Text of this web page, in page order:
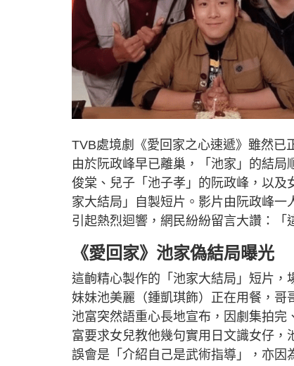
TVB處境劇《愛回家之心速遞》雖然已
由於阮政峰早已離巢，「池家」的結
俊棠、兒子「池子孝」的阮政峰，以
家大結局」自製短片。影片由阮政峰
引起熱烈迴響，網民紛紛留言大讚：「
《愛回家》池家偽結局曝光
這齣精心製作的「池家大結局」短片，
妹妹池美麗（鍾凱琪飾）正在用餐，哥
池富突然語重心長地宣布，因劇集拍
富要求女兒教他幾句實用日文識女仔
誤會是「介紹自己是武術指導」，亦因